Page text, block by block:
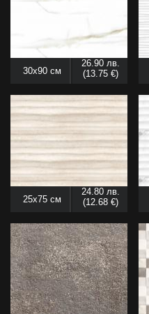
30x90 см
26.90 лв.
(13.75 €)
25x75 см
24.80 лв.
(12.68 €)